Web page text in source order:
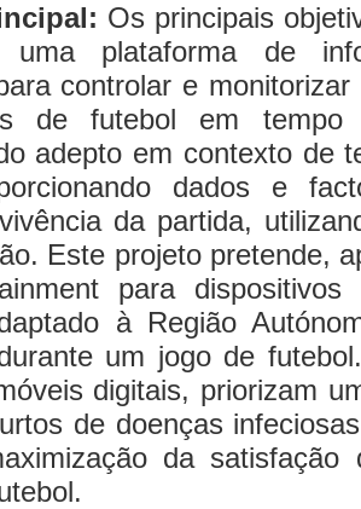
Os principais
uma plataforma de
controlar e
de futebol em
adepto em contexto de
dados e
da partida,
Este projeto pretende,
para
à Região
um jogo de
digitais, priorizam
de doenças
da